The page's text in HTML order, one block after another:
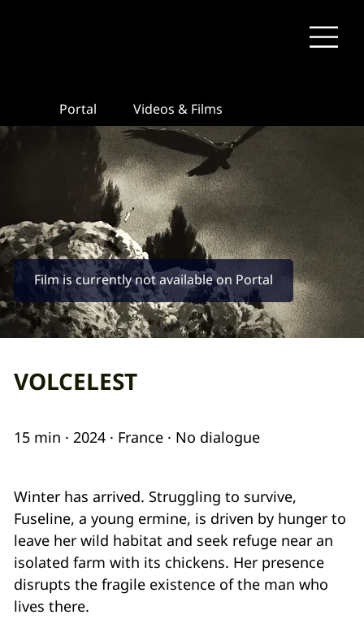
Film is currently not available on Portal
Portal Videos & Films
VOLCELEST
15 min · 2024 · France · No dialogue
Winter has arrived. Struggling to survive,
Fuseline, a young ermine, is driven by hunger to
leave her wild habitat and seek refuge near an
isolated farm with its chickens. Her presence
disrupts the fragile existence of the man who
lives there.